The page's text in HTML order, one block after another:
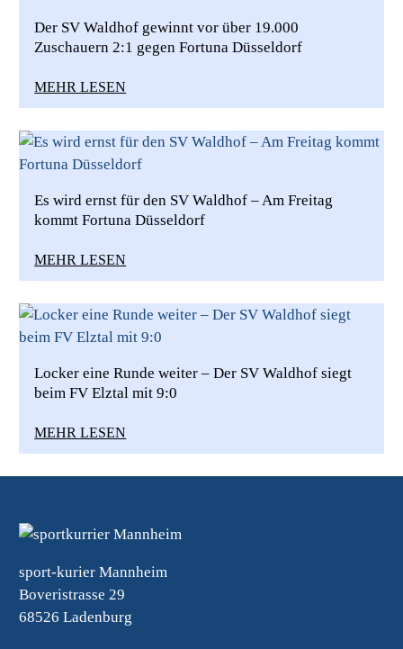
Der SV Waldhof gewinnt vor über 19.000
Zuschauern 2:1 gegen Fortuna Düsseldorf
MEHR LESEN
Es wird ernst für den SV Waldhof – Am Freitag
kommt Fortuna Düsseldorf
MEHR LESEN
Locker eine Runde weiter – Der SV Waldhof siegt
beim FV Elztal mit 9:0
MEHR LESEN
sport-kurier Mannheim
Boveristrasse 29
68526 Ladenburg